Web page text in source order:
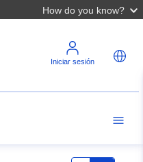
How do you know?
Iniciar sesión